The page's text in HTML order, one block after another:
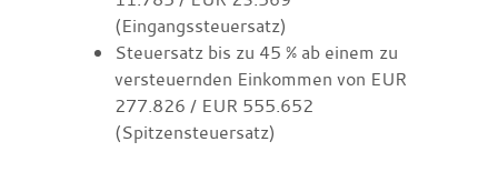
(Eingangssteuersatz)
Steuersatz bis zu 45 % ab einem zu
versteuernden Einkommen von EUR
277.826 / EUR 555.652
(Spitzensteuersatz)